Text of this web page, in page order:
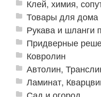
Клей, химия,
Товары для дома
Рукава и
Придверные
Ковролин
Автолин,
Ламинат,